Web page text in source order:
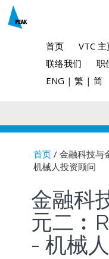
首页 VTC 主
联络我们
职
ENG | 繁 | 简
You are
首页/ 金融科技与
机械人投资顾问
金融科
元二
- 机械